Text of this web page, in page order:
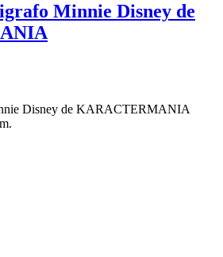
Minnie Disney de
Disney de KARACTERMANIA